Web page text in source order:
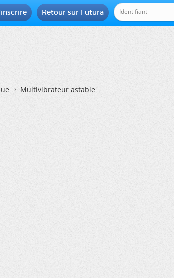
Retour sur Futura
Multivibrateur astable